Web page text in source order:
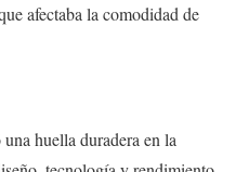
afectaba la comodidad de
huella duradera en la